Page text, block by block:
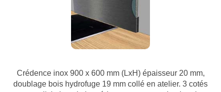
Crédence inox 900 x 600 mm (LxH) épaisseur 20 mm,
doublage bois hydrofuge 19 mm collé en atelier. 3 cotés